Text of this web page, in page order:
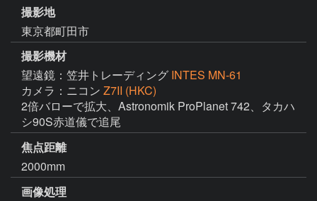
撮影地
東京都町田市
撮影機材
望遠鏡：笠井トレーディング INTES MN-61
カメラ：ニコン Z7II (HKC)
2倍バローで拡大、Astronomik ProPlanet 742、タカハ
シ90S赤道儀で追尾
焦点距離
2000mm
画像処理